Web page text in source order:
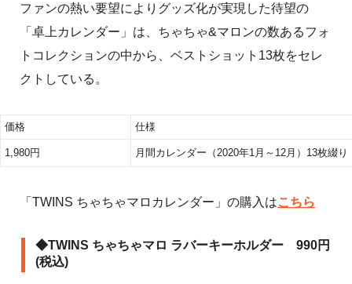
ファンの熱い要望によりグッズ化が実現した待望の
「卓上カレンダー」は、ちゃちゃ&マロンの数あるフォ
トコレクションの中から、ベストショット13枚をセレ
クトしている。
価格 仕様
1,980円 月間カレンダー（2020年1月～12月）13枚綴り
「TWINS ちゃちゃマロカレンダー」の購入はこちら
◆TWINS ちゃちゃマロ ラバーキーホルダー 990円
(税込)